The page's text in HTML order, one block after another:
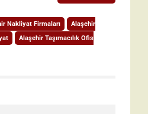
Nakliyat Firmaları
Alaşehir
Alaşehir Taşımacılık Ofis